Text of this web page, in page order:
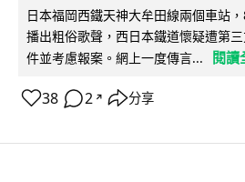
日本福岡西鐵天神大牟田線兩個車站
播出粗俗歌聲，西日本鐵道懷疑遭第
件並考慮報案。網上一度傳言...
閱讀
38 2 ↗ 分享